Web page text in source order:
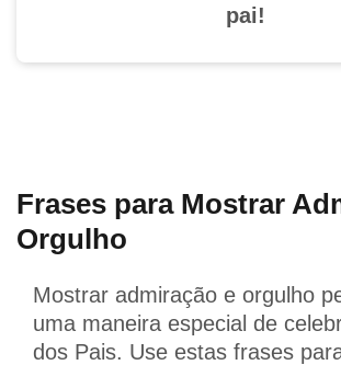
pai!
Frases para Mostrar
Orgulho
Mostrar admiração e orgulho
uma maneira especial de
dos Pais. Use estas frases